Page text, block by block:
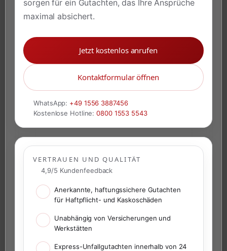
sorgen für ein Gutachten, das Ihre Ansprüche
maximal absichert.
Jetzt kostenlos anrufen
Kontaktformular öffnen
WhatsApp: +49 1556 3887456
Kostenlose Hotline:0800 1553 5543
VERTRAUEN UND QUALITÄT
4,9/5 Kundenfeedback
Anerkannte, haftungssichere Gutachten
für Haftpflicht- und Kaskoschäden
Unabhängig von Versicherungen und
Werkstätten
Express-Unfallgutachten innerhalb von 24